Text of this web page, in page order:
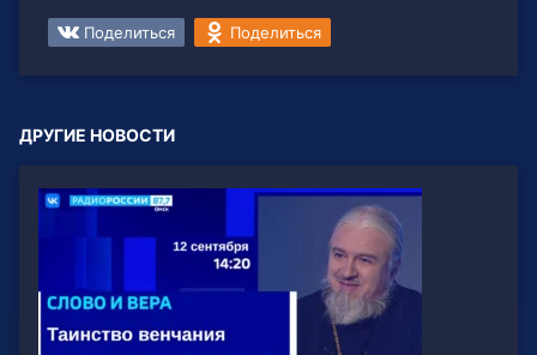
Поделиться Поделиться
ДРУГИЕ НОВОСТИ